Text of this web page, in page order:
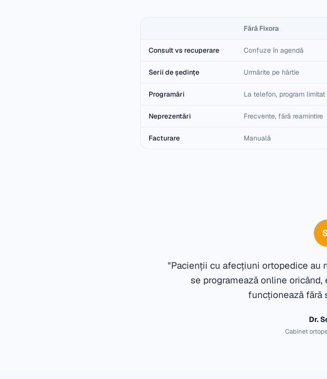
Fără Fixora
Consult vs recuperare Confuze în agendă
Serii de ședințe Urmărite pe hârtie
Programări La telefon, program limitat
Neprezentări Frecvente, fără reamintire
Facturare Manuală
"Pacienții cu afecțiuni ortopedice au
se programează online
funcționează fără
Dr.
Cabinet